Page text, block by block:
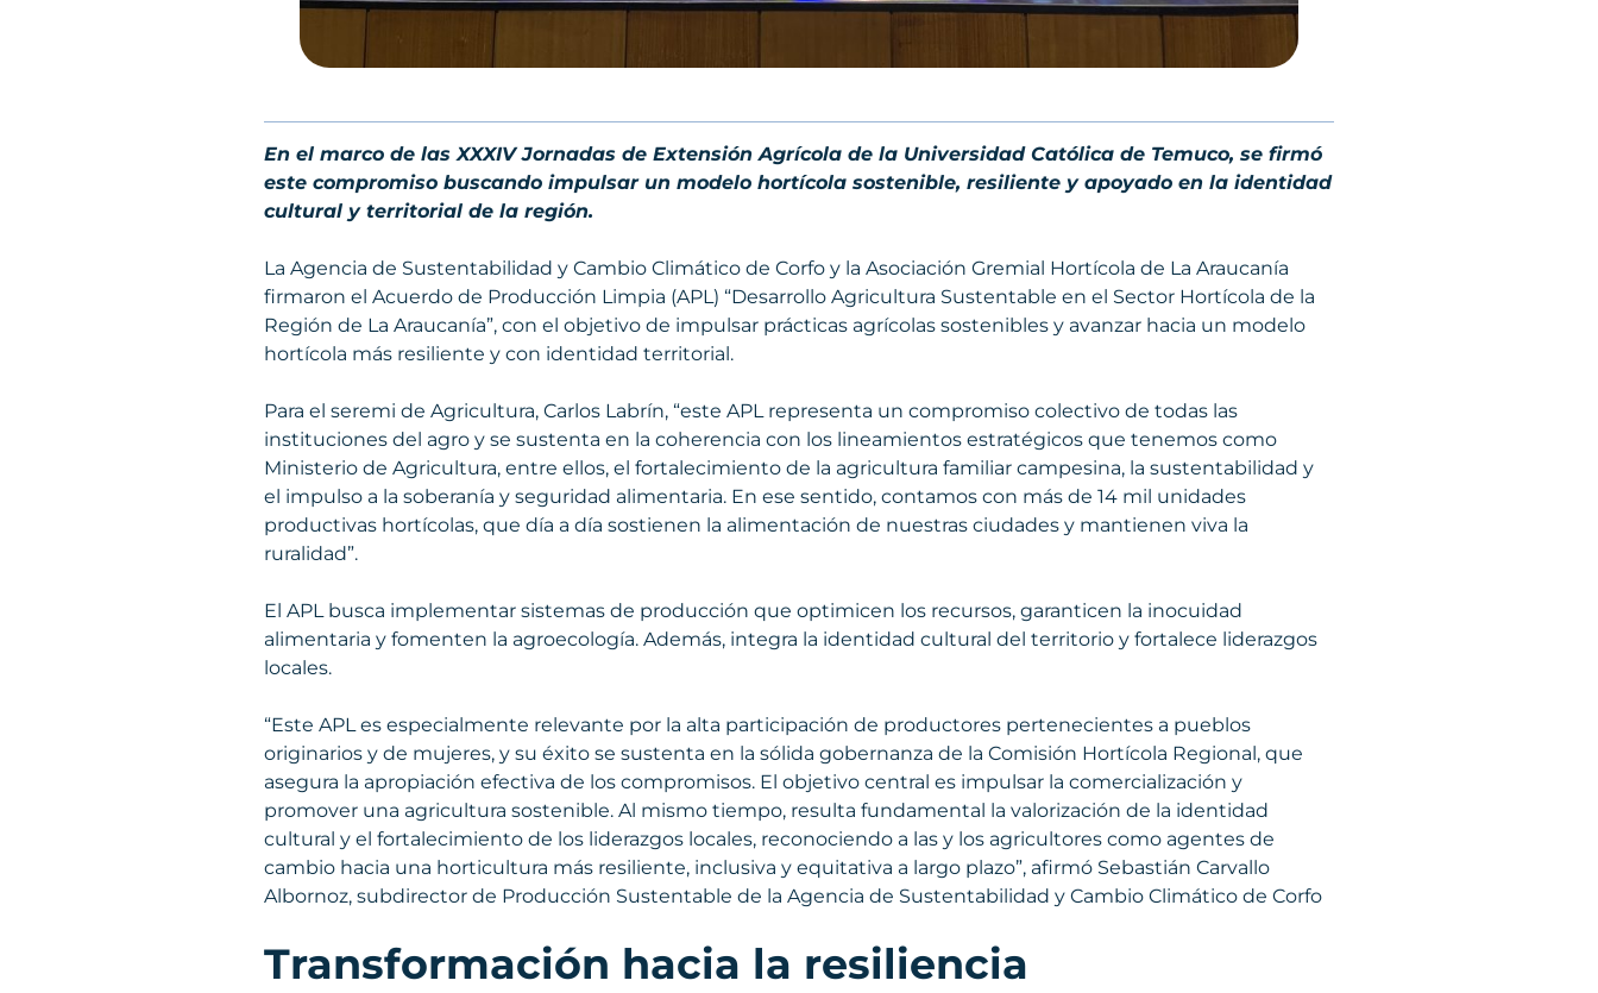
En el marco de las XXXIV Jornadas de Extensión Agrícola de la Universidad Católica de Temuco, se firmó
este compromiso buscando impulsar un modelo hortícola sostenible, resiliente y apoyado en la identidad
cultural y territorial de la región.
La Agencia de Sustentabilidad y Cambio Climático de Corfo y la Asociación Gremial Hortícola de La Araucanía
firmaron el Acuerdo de Producción Limpia (APL) “Desarrollo Agricultura Sustentable en el Sector Hortícola de la
Región de La Araucanía”, con el objetivo de impulsar prácticas agrícolas sostenibles y avanzar hacia un modelo
hortícola más resiliente y con identidad territorial.
Para el seremi de Agricultura, Carlos Labrín, “este APL representa un compromiso colectivo de todas las
instituciones del agro y se sustenta en la coherencia con los lineamientos estratégicos que tenemos como
Ministerio de Agricultura, entre ellos, el fortalecimiento de la agricultura familiar campesina, la sustentabilidad y
el impulso a la soberanía y seguridad alimentaria. En ese sentido, contamos con más de 14 mil unidades
productivas hortícolas, que día a día sostienen la alimentación de nuestras ciudades y mantienen viva la
ruralidad”.
El APL busca implementar sistemas de producción que optimicen los recursos, garanticen la inocuidad
alimentaria y fomenten la agroecología. Además, integra la identidad cultural del territorio y fortalece liderazgos
locales.
“Este APL es especialmente relevante por la alta participación de productores pertenecientes a pueblos
originarios y de mujeres, y su éxito se sustenta en la sólida gobernanza de la Comisión Hortícola Regional, que
asegura la apropiación efectiva de los compromisos. El objetivo central es impulsar la comercialización y
promover una agricultura sostenible. Al mismo tiempo, resulta fundamental la valorización de la identidad
cultural y el fortalecimiento de los liderazgos locales, reconociendo a las y los agricultores como agentes de
cambio hacia una horticultura más resiliente, inclusiva y equitativa a largo plazo”, afirmó Sebastián Carvallo
Albornoz, subdirector de Producción Sustentable de la Agencia de Sustentabilidad y Cambio Climático de Corfo
Transformación hacia la resiliencia